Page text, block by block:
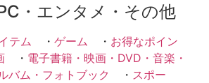
・エンタメ・その他
テム ・ ゲーム ・ お得なポイン
・ 電子書籍・映画・DVD・音楽・
バム・フォトブック ・ スポー